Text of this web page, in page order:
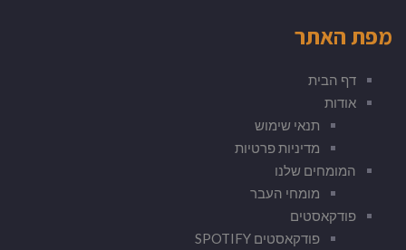
מפת האתר
דף הבית
אודות
תנאי שימוש
מדיניות פרטיות
המומחים שלנו
מומחי העבר
פודקאסטים
פודקאסטים SPOTIFY